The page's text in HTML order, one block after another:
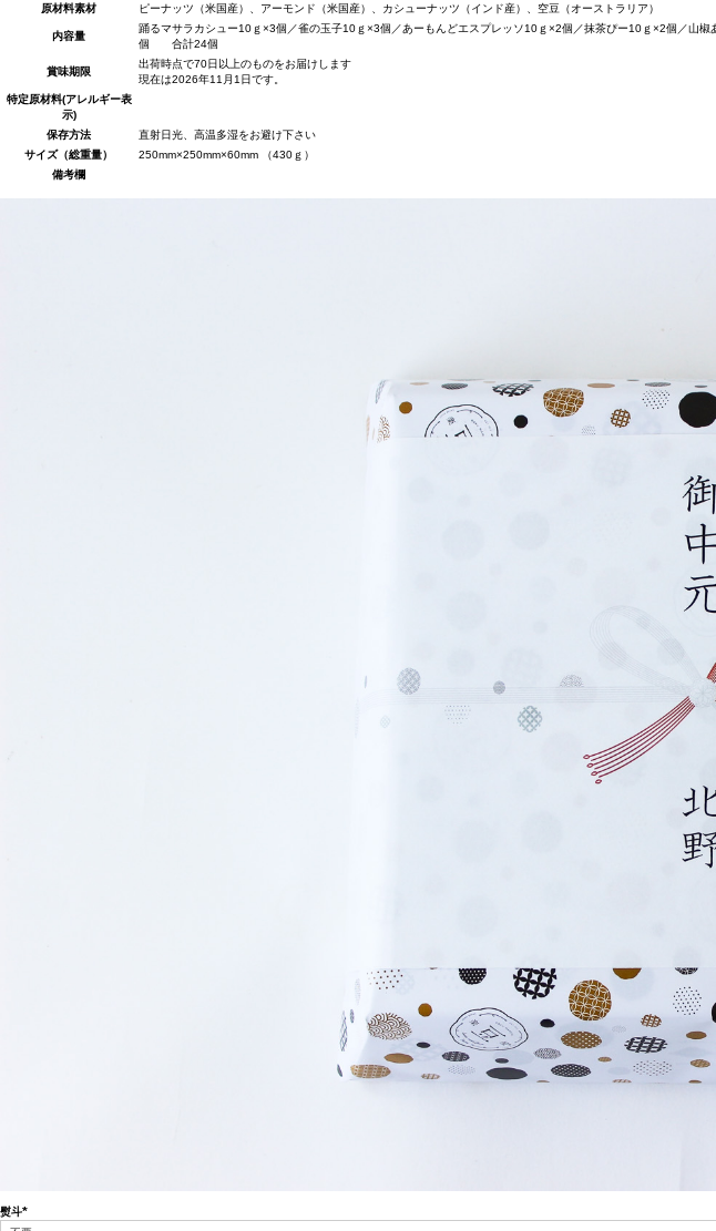
原材料素材 ピーナッツ（米国産）、アーモンド（米国産）、カシューナッツ（インド産）、空豆（オーストラリア）
内容量
踊るマサラカシュー10ｇ×3個／雀の玉子10ｇ×3個／あーもんどエスプレッソ10ｇ×2個／抹茶ぴー10ｇ×2個／山
個 合計24個
賞味期限
出荷時点で70日以上のものをお届けします
現在は2026年11月1日です。
特定原材料(アレルギー表
示)
保存方法
直射日光、高温多湿をお避け下さい
サイズ（総重量）
250mm×250mm×60mm （430ｇ）
備考欄
熨斗
(必